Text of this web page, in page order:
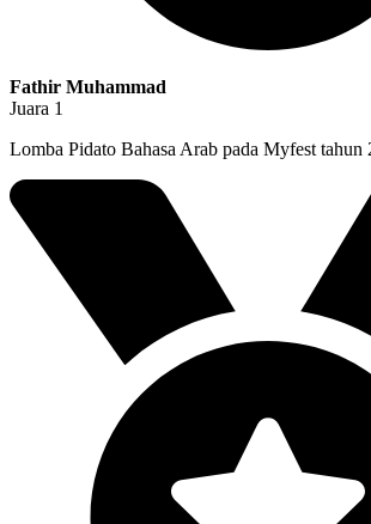
Fathir Muhammad
Juara 1
Lomba Pidato Bahasa Arab pada Myfest